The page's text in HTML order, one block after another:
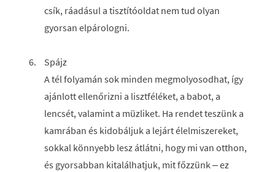
csík, ráadásul a tisztítóoldat nem tud olyan
gyorsan elpárologni.
Spájz
A tél folyamán sok minden megmolyosodhat, így
ajánlott ellenőrizni a lisztféléket, a babot, a
lencsét, valamint a müzliket. Ha rendet teszünk a
kamrában és kidobáljuk a lejárt élelmiszereket,
sokkal könnyebb lesz átlátni, hogy mi van otthon,
és gyorsabban kitalálhatjuk, mit főzzünk – ez